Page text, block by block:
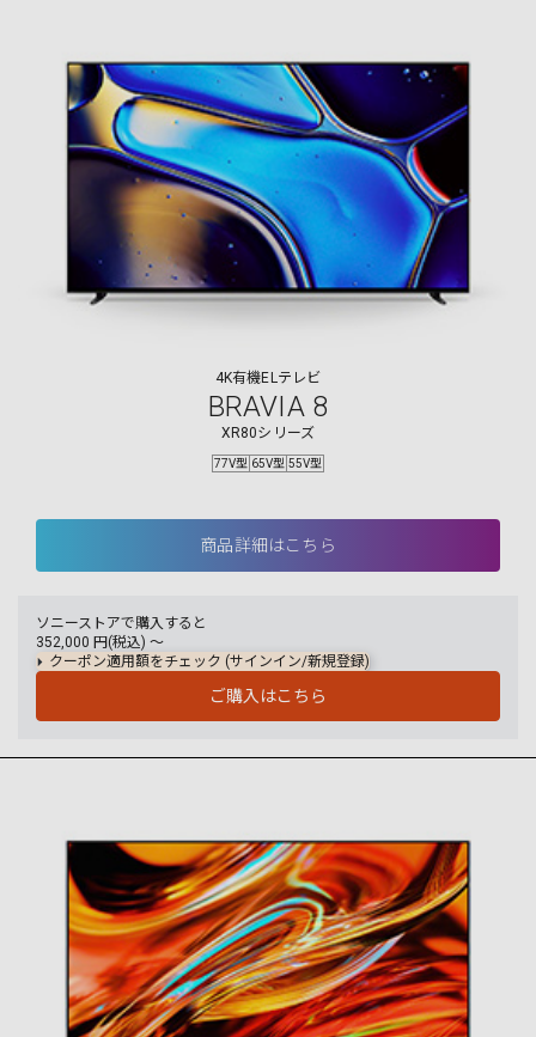
4K有機ELテレビ
BRAVIA 8
XR80シリーズ
77V型 65V型 55V型
商品詳細はこちら
ソニーストアで購入すると
352,000 円(税込) 〜
クーポン適用額をチェック (サインイン/新規登録)
ご購入はこちら